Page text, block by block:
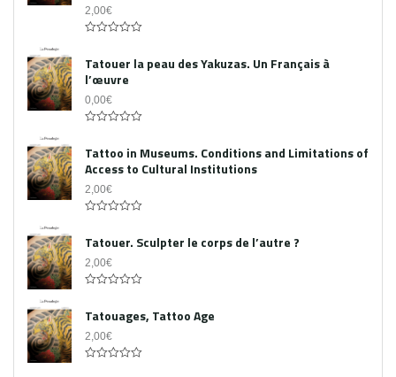
2,00€
out
of
5
Tatouer la peau des Yakuzas. Un Français à
l’œuvre
0,00€
out
of
5
Tattoo in Museums. Conditions and Limitations of
Access to Cultural Institutions
2,00€
out
of
5
Tatouer. Sculpter le corps de l’autre ?
2,00€
out
of
5
Tatouages, Tattoo Age
2,00€